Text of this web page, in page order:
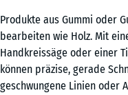
Produkte aus Gummi oder
bearbeiten wie Holz. Mit
Handkreissäge oder einer
können präzise, gerade
geschwungene Linien oder